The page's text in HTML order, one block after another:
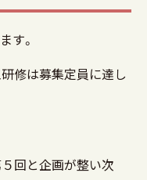
す。
修は募集定員に達し
回と企画が整い次